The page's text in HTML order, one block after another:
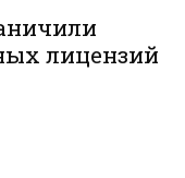
лицензий